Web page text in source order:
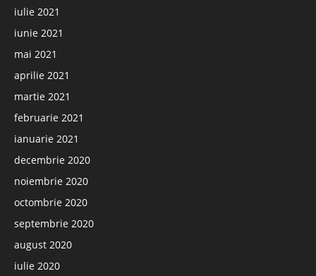
iulie 2021
iunie 2021
mai 2021
aprilie 2021
martie 2021
februarie 2021
ianuarie 2021
decembrie 2020
noiembrie 2020
octombrie 2020
septembrie 2020
august 2020
iulie 2020